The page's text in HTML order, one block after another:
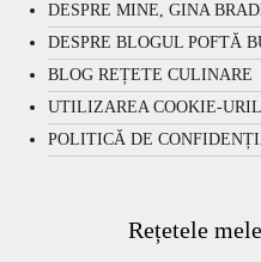
DESPRE MINE, GINA
DESPRE BLOGUL POFTĂ
BLOG REȚETE CULINARE
UTILIZAREA COOKIE-
POLITICĂ DE
Rețetele